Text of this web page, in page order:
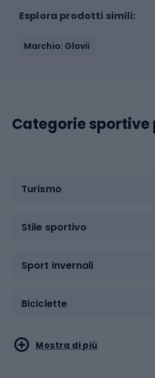
Esplora prodotti simili:
Marchio: Glovii
Categorie sportive
Turismo
Stile sportivo
Sport invernali
Biciclette
Sport acquatici
Sport di arti marziali
Mostra di più